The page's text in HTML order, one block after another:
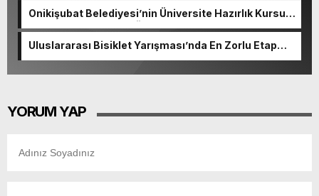
Onikişubat Belediyesi’nin Üniversite Hazırlık Kursu
başvurularında son gün 7 Ağustos.
Uluslararası Bisiklet Yarışması’nda En Zorlu Etap
YORUM YAP